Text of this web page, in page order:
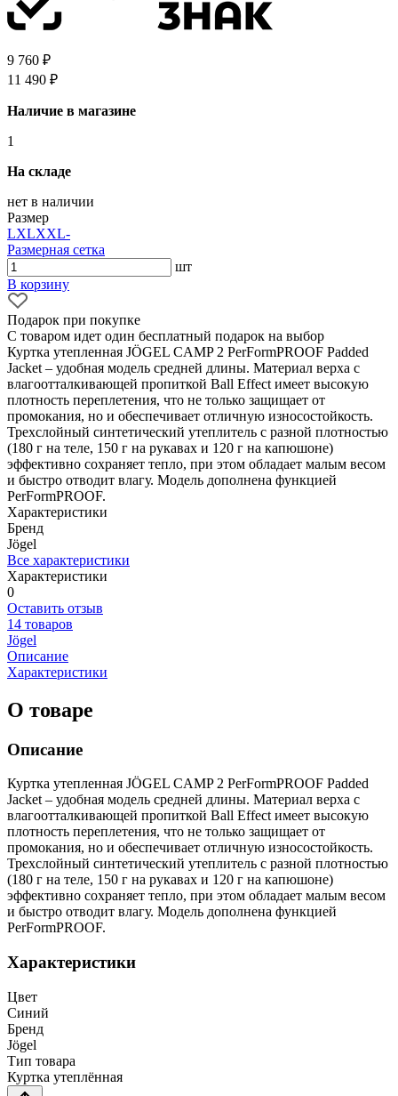
9 760 ₽
11 490 ₽
Наличие в магазине
1
На складе
нет в наличии
Размер
LXLXXL-
Размерная сетка
шт
В корзину
Подарок при покупке
С товаром идет один бесплатный подарок на выбор
Куртка утепленная JÖGEL CAMP 2 PerFormPROOF Padded
Jacket – удобная модель средней длины. Материал верха с
влагоотталкивающей пропиткой Ball Effect имеет высокую
плотность переплетения, что не только защищает от
промокания, но и обеспечивает отличную износостойкость.
Трехслойный синтетический утеплитель с разной плотностью
(180 г на теле, 150 г на рукавах и 120 г на капюшоне)
эффективно сохраняет тепло, при этом обладает малым весом
и быстро отводит влагу. Модель дополнена функцией
PerFormPROOF.
Характеристики
Бренд
Jögel
Все характеристики
Характеристики
0
Оставить отзыв
14 товаров
Jögel
Описание
Характеристики
О товаре
Описание
Куртка утепленная JÖGEL CAMP 2 PerFormPROOF Padded
Jacket – удобная модель средней длины. Материал верха с
влагоотталкивающей пропиткой Ball Effect имеет высокую
плотность переплетения, что не только защищает от
промокания, но и обеспечивает отличную износостойкость.
Трехслойный синтетический утеплитель с разной плотностью
(180 г на теле, 150 г на рукавах и 120 г на капюшоне)
эффективно сохраняет тепло, при этом обладает малым весом
и быстро отводит влагу. Модель дополнена функцией
PerFormPROOF.
Характеристики
Цвет
Синий
Бренд
Jögel
Тип товара
Куртка утеплённая